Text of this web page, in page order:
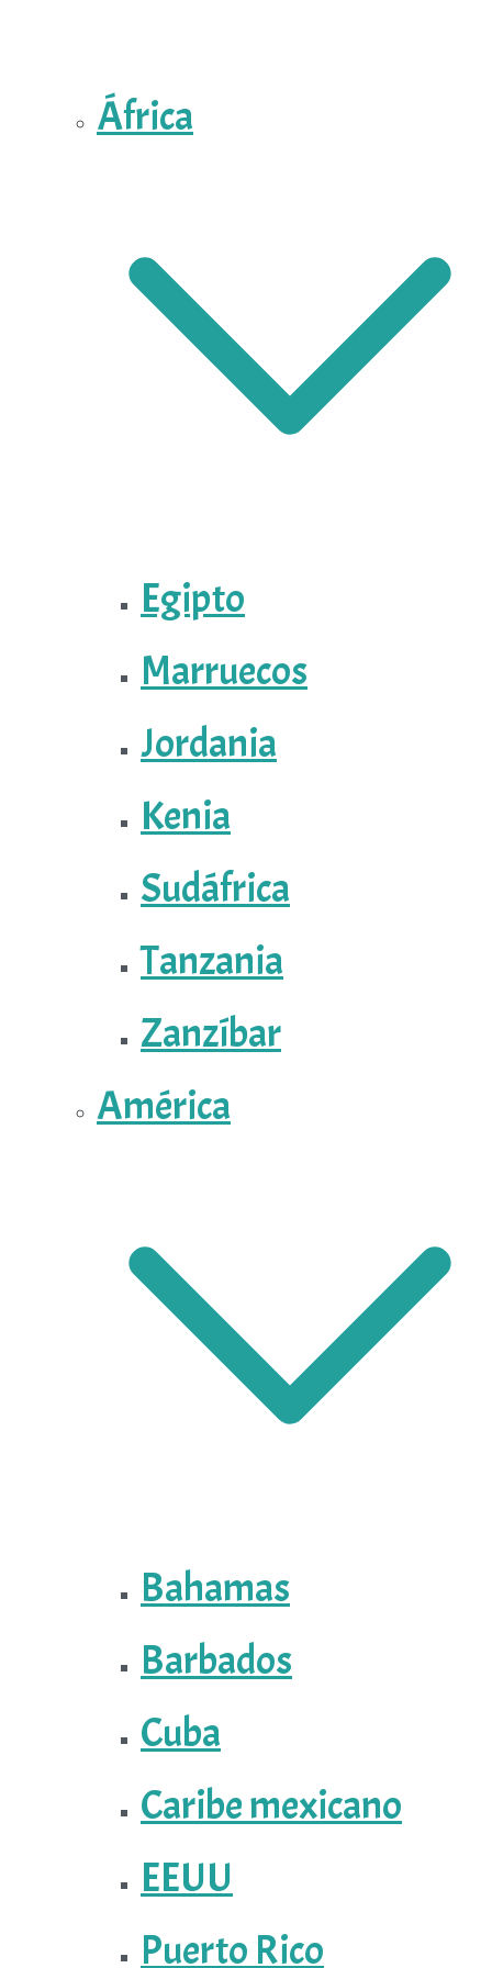
África
Egipto
Marruecos
Jordania
Kenia
Sudáfrica
Tanzania
Zanzíbar
América
Bahamas
Barbados
Cuba
Caribe mexicano
EEUU
Puerto Rico